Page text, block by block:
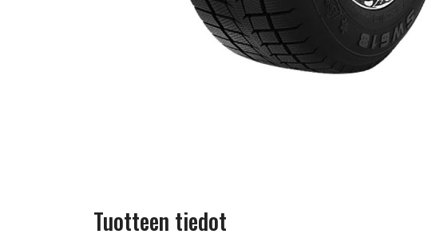
Tuotteen tiedot